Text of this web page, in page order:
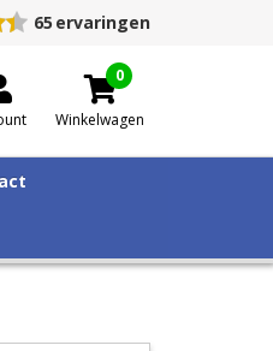
65 ervaringen
0
Winkelwagen